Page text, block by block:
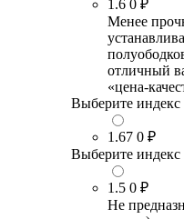
1.6 0 ₽
Менее
отличный
«цена-
Выберите индекс
1.67 0 ₽
Выберите индекс
1.5 0 ₽
Не